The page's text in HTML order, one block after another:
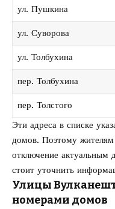
ул. Пушкина
ул. Суворова
ул. Толбухина
пер. Толбухина
пер. Толстого
Эти адреса в списке
домов. Поэтому
отключение актуальным
стоит уточнить
Улицы
номерами домов